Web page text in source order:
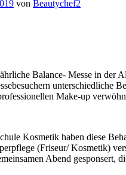
von Beautychef2
Balance- Messe in
unterschiedliche
Make-up
Kosmetik haben diese
(Friseur/ Kosmetik)
Abend gesponsert,